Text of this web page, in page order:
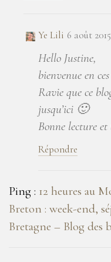
Ye Lili 6 août
Hello Justine,
bienvenue en
Ravie que ce
jusqu’ici 🙂
Bonne lecture
Répondre
Ping : 12 heures au
Breton : week-end,
Bretagne – Blog des